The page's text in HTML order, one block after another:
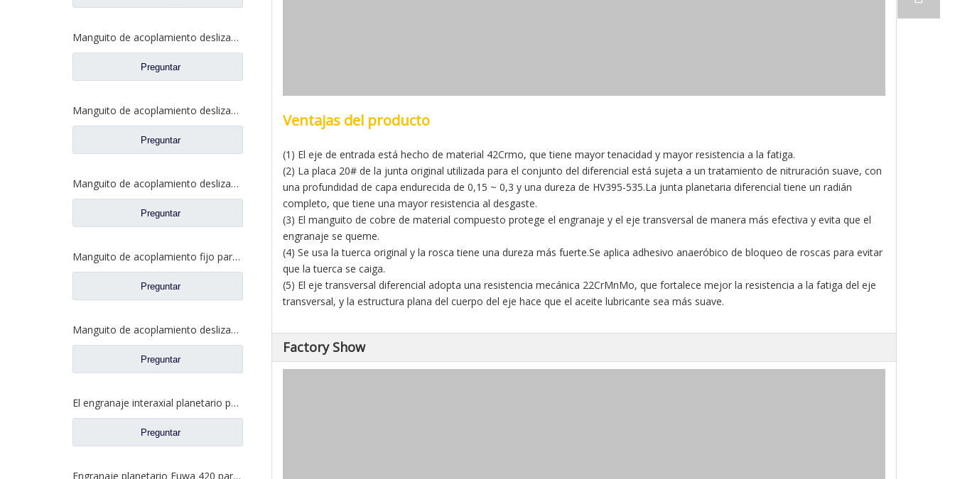
Manguito de acoplamiento deslizante entre ejes para repuestos de camiones Ford BF0401M0-8
Preguntar
Manguito de acoplamiento deslizante de bloqueo diferencial para repuestos de camiones Ford 2SBF0053M0-1
Preguntar
Manguito de acoplamiento deslizante diferencial para piezas de repuesto 2SBF0051M0-9 de Ford Truck de eje Fuwa 470
Preguntar
Manguito de acoplamiento fijo para repuestos 2SBF0050M0-8 de Ford Truck de eje Fuwa 470
Preguntar
Manguito de acoplamiento deslizante para repuestos BF0047M0-4 de Ford Truck de eje Fuwa 330
Preguntar
El engranaje interaxial planetario para el eje trasero de Fuhua parte CF0040M0-8
Preguntar
Engranaje planetario Fuwa 420 para piezas de camiones Fuwa CF0401M0-9
Ventajas del producto
(1) El eje de entrada está hecho de material 42Crmo, que tiene mayor tenacidad y mayor resistencia a la fatiga.
(2) La placa 20# de la junta original utilizada para el conjunto del diferencial está sujeta a un tratamiento de nitruración suave, con
una profundidad de capa endurecida de 0,15 ~ 0,3 y una dureza de HV395-535.La junta planetaria diferencial tiene un radián
completo, que tiene una mayor resistencia al desgaste.
(3) El manguito de cobre de material compuesto protege el engranaje y el eje transversal de manera más efectiva y evita que el
engranaje se queme.
(4) Se usa la tuerca original y la rosca tiene una dureza más fuerte.Se aplica adhesivo anaeróbico de bloqueo de roscas para evitar
que la tuerca se caiga.
(5) El eje transversal diferencial adopta una resistencia mecánica 22CrMnMo, que fortalece mejor la resistencia a la fatiga del eje
transversal, y la estructura plana del cuerpo del eje hace que el aceite lubricante sea más suave.
Factory Show